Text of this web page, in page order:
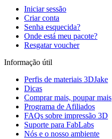
Iniciar sessão
Criar conta
Senha esquecida?
Onde está meu pacote?
Resgatar voucher
Informação útil
Perfis de materiais 3DJake
Dicas
Comprar mais, poupar mais
Programa de Afiliados
FAQs sobre impressão 3D
Suporte para FabLabs
Nós e o nosso ambiente